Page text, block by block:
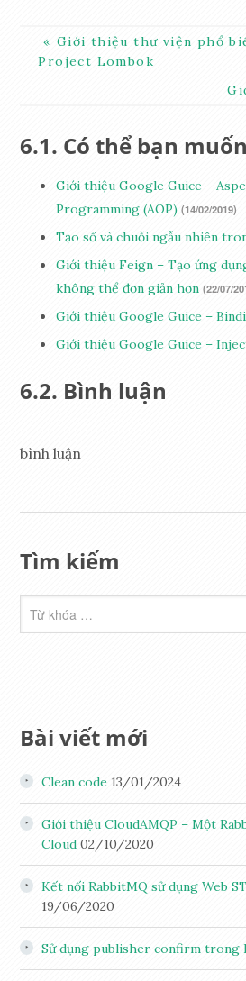
Giới thiệu thư viện phổ
Project Lombok
Có thể bạn
Giới thiệu Google Guice –
Programming (AOP) (14/02/2019)
Tạo số và chuỗi ngẫu nhiên
Giới thiệu Feign – Tạo ứng
không thể đơn giản hơn (22/07/
Giới thiệu Google Guice –
Giới thiệu Google Guice –
Bình luận
bình luận
Tìm kiếm
Bài viết mới
Clean code 13/01/2024
Giới thiệu CloudAMQP – Một
Cloud 02/10/2020
Kết nối RabbitMQ sử dụng Web
19/06/2020
Sử dụng publisher confirm trong